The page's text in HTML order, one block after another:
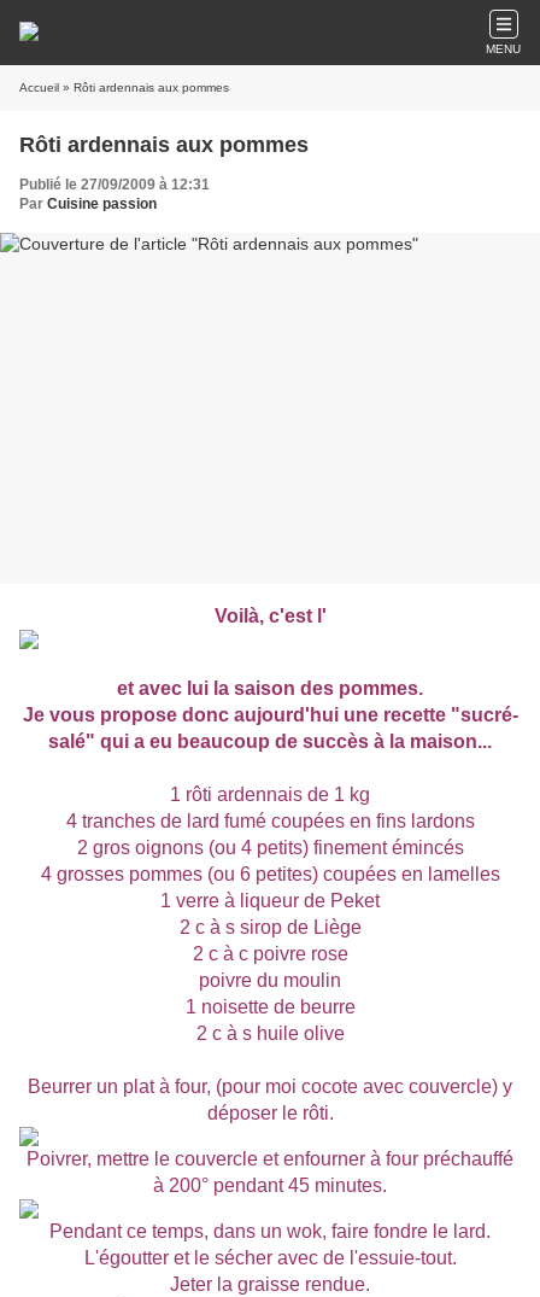
MENU
Accueil » Rôti ardennais aux pommes
Rôti ardennais aux pommes
Publié le 27/09/2009 à 12:31
Par Cuisine passion
Voilà, c'est l'
et avec lui la saison des pommes.
Je vous propose donc aujourd'hui une recette "sucré-
salé" qui a eu beaucoup de succès à la maison...
1 rôti ardennais de 1 kg
4 tranches de lard fumé coupées en fins lardons
2 gros oignons (ou 4 petits) finement émincés
4 grosses pommes (ou 6 petites) coupées en lamelles
1 verre à liqueur de Peket
2 c à s sirop de Liège
2 c à c poivre rose
poivre du moulin
1 noisette de beurre
2 c à s huile olive
Beurrer un plat à four, (pour moi cocote avec couvercle) y
déposer le rôti.
Poivrer, mettre le couvercle et enfourner à four préchauffé
à 200° pendant 45 minutes.
Pendant ce temps, dans un wok, faire fondre le lard.
L'égoutter et le sécher avec de l'essuie-tout.
Jeter la graisse rendue.